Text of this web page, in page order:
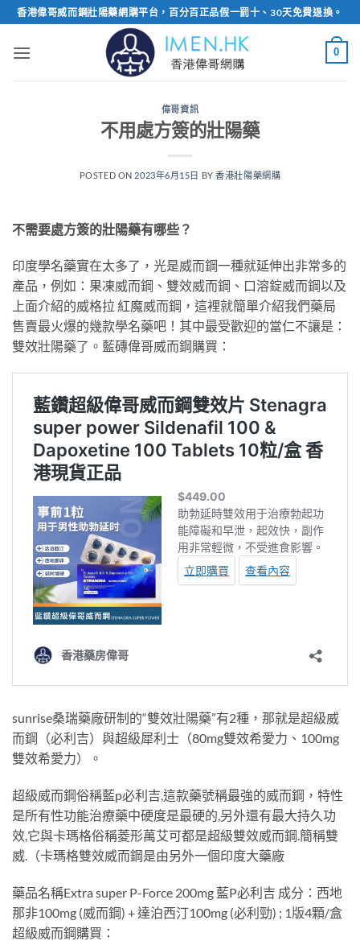
Skip
to
content
香港偉哥威而鋼壯陽藥網購平台，百分百正品假一罰十、30天免費退換。
0
偉哥資訊
不用處方簽的壯陽藥
POSTED ON 2023年6月15日 BY香港壯陽藥網購
不需要處方簽的壯陽藥有哪些？
印度學名藥實在太多了，光是威而鋼一種就延伸出非常多的
產品，例如：果凍威而鋼、雙效威而鋼、口溶錠威而鋼以及
上面介紹的威格拉 紅魔威而鋼，這裡就簡單介紹我們藥局
售賣最火爆的幾款學名藥吧！其中最受歡迎的當仁不讓是：
雙效壯陽藥了。藍磚偉哥威而鋼購買：
sunrise桑瑞藥廠研制的“雙效壯陽藥”有2種，那就是超級威
而鋼（必利吉）與超級犀利士（80mg雙效希愛力、100mg
雙效希愛力）。
超級威而鋼俗稱藍p必利吉,這款藥號稱最強的威而鋼，特性
是所有性功能治療藥中硬度是最硬的,另外還有最大持久功
效,它與卡瑪格俗稱菱形萬艾可都是超級雙效威而鋼.簡稱雙
威.（卡瑪格雙效威而鋼是由另外一個印度大藥廠
藥品名稱Extra super P-Force 200mg 藍P必利吉 成分：西地
那非100mg (威而鋼) + 達泊西汀100mg (必利勁) ; 1版4顆/盒
超級威而鋼購買：